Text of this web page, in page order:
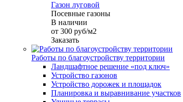
Газон луговой
Посевные газоны
В наличии
от 300 руб/м2
Заказать
Работы по благоустройству территории
Ландшафтное решение «под ключ»
Устройство газонов
Устройство дорожек и площадок
Планировка и выравнивание участков